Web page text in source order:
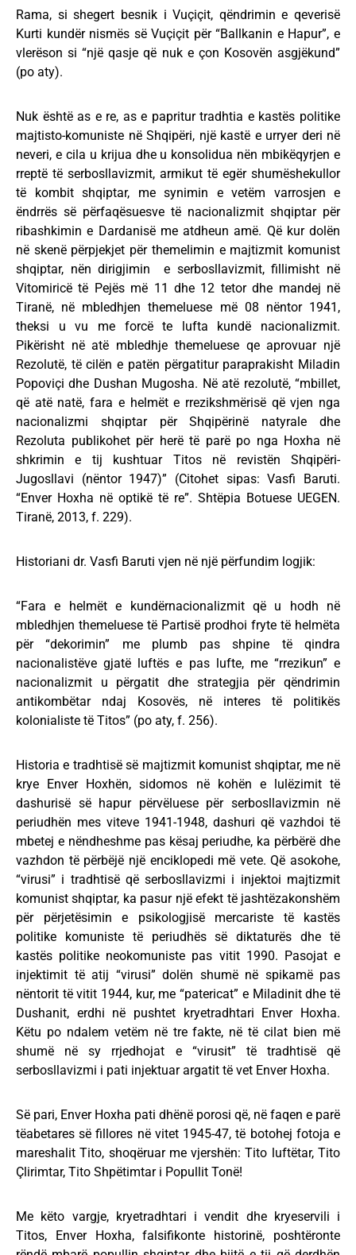
Rama, si shegert besnik i Vuçiçit, qëndrimin e qeverisë
Kurti kundër nismës së Vuçiçit për “Ballkanin e Hapur”, e
vlerëson si “një qasje që nuk e çon Kosovën asgjëkund”
(po aty).
Nuk është as e re, as e papritur tradhtia e kastës politike
majtisto-komuniste në Shqipëri, një kastë e urryer deri në
neveri, e cila u krijua dhe u konsolidua nën mbikëqyrjen e
rreptë të serbosllavizmit, armikut të egër shumëshekullor
të kombit shqiptar, me synimin e vetëm varrosjen e
ëndrrës së përfaqësuesve të nacionalizmit shqiptar për
ribashkimin e Dardanisë me atdheun amë. Që kur dolën
në skenë përpjekjet për themelimin e majtizmit komunist
shqiptar, nën dirigjimin e serbosllavizmit, fillimisht në
Vitomiricë të Pejës më 11 dhe 12 tetor dhe mandej në
Tiranë, në mbledhjen themeluese më 08 nëntor 1941,
theksi u vu me forcë te lufta kundë nacionalizmit.
Pikërisht në atë mbledhje themeluese qe aprovuar një
Rezolutë, të cilën e patën përgatitur paraprakisht Miladin
Popoviçi dhe Dushan Mugosha. Në atë rezolutë, “mbillet,
që atë natë, fara e helmët e rrezikshmërisë që vjen nga
nacionalizmi shqiptar për Shqipërinë natyrale dhe
Rezoluta publikohet për herë të parë po nga Hoxha në
shkrimin e tij kushtuar Titos në revistën Shqipëri-
Jugosllavi (nëntor 1947)” (Citohet sipas: Vasfi Baruti.
“Enver Hoxha në optikë të re”. Shtëpia Botuese UEGEN.
Tiranë, 2013, f. 229).
Historiani dr. Vasfi Baruti vjen në një përfundim logjik:
“Fara e helmët e kundërnacionalizmit që u hodh në
mbledhjen themeluese të Partisë prodhoi fryte të helmëta
për “dekorimin” me plumb pas shpine të qindra
nacionalistëve gjatë luftës e pas lufte, me “rrezikun” e
nacionalizmit u përgatit dhe strategjia për qëndrimin
antikombëtar ndaj Kosovës, në interes të politikës
kolonialiste të Titos” (po aty, f. 256).
Historia e tradhtisë së majtizmit komunist shqiptar, me në
krye Enver Hoxhën, sidomos në kohën e lulëzimit të
dashurisë së hapur përvëluese për serbosllavizmin në
periudhën mes viteve 1941-1948, dashuri që vazhdoi të
mbetej e nëndheshme pas kësaj periudhe, ka përbërë dhe
vazhdon të përbëjë një enciklopedi më vete. Që asokohe,
“virusi” i tradhtisë që serbosllavizmi i injektoi majtizmit
komunist shqiptar, ka pasur një efekt të jashtëzakonshëm
për përjetësimin e psikologjisë mercariste të kastës
politike komuniste të periudhës së diktaturës dhe të
kastës politike neokomuniste pas vitit 1990. Pasojat e
injektimit të atij “virusi” dolën shumë në spikamë pas
nëntorit të vitit 1944, kur, me “patericat” e Miladinit dhe të
Dushanit, erdhi në pushtet kryetradhtari Enver Hoxha.
Këtu po ndalem vetëm në tre fakte, në të cilat bien më
shumë në sy rrjedhojat e “virusit” të tradhtisë që
serbosllavizmi i pati injektuar argatit të vet Enver Hoxha.
Së pari, Enver Hoxha pati dhënë porosi që, në faqen e parë
tëabetares së fillores në vitet 1945-47, të botohej fotoja e
mareshalit Tito, shoqëruar me vjershën: Tito luftëtar, Tito
Çlirimtar, Tito Shpëtimtar i Popullit Tonë!
Me këto vargje, kryetradhtari i vendit dhe kryeservili i
Titos, Enver Hoxha, falsifikonte historinë, poshtëronte